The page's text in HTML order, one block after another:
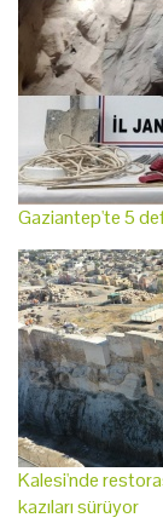
Gaziantep'te 5
Kalesi'nde
kazıları sürüyor